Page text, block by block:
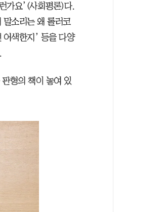
가요’(사회평론)다.
말소리는 왜 롤러코
어색한지’ 등을 다양
형의 책이 놓여 있